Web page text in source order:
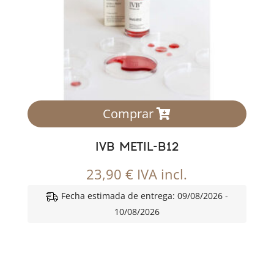
Comprar
IVB METIL-B12
23,90€ IVA incl.
Fecha estimada de entrega: 09/08/2026 -
10/08/2026